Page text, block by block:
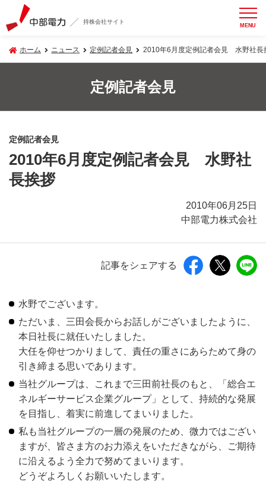
持株会社サイト MENU
ホーム ニュース 定例記者会見 2010年6月度定例記者会見 水野社長
定例記者会見
定例記者会見
2010年6月度定例記者会見 水野社
長挨拶
2010年06月25日
中部電力株式会社
記事をシェアする
水野でございます。
ただいま、三田会長からお話しがございましたように、
本日社長に就任いたしました。
大任を仰せつかりまして、責任の重さにあらためて身の
引き締まる思いであります。
当社グループは、これまで三田前社長のもと、「総合エ
ネルギーサービス企業グループ」として、持続的な発展
を目指し、着実に前進してまいりました。
私も当社グループの一層の発展のため、微力ではござい
ますが、皆さま方のお力添えをいただきながら、ご期待
に沿えるよう全力で努めてまいります。
どうぞよろしくお願いいたします。